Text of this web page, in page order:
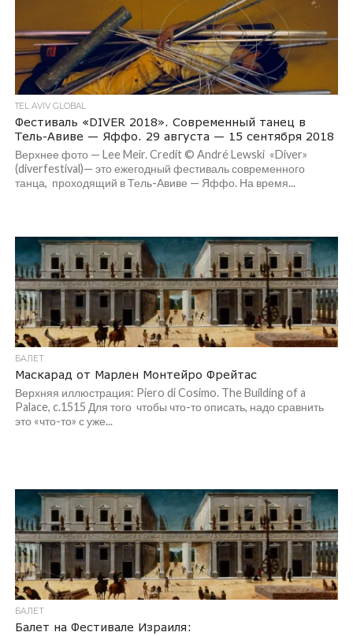
TEL AVIV GLOBAL
Фестиваль «DIVER 2018». Современный танец в
Тель-Авиве — Яффо. 29 августа — 15 сентября 2018
Верхнее фото — Lee Meir. Credit © André Lewski «Diver»
(diverfestival)— это ежегодный фестиваль современного
танца, проходящий в Тель-Авиве — Яффо. На время...
БАЛЕТ
Маскарад от Марлен Монтейро Фрейтас
Верхняя иллюстрация: Piero di Cosimo. The Building of a
Palace, c.1515 Для того чтобы что-то описать, надо сравнить
это «что-то» с уже...
БАЛЕТ
Балет на Фестивале Израиля: